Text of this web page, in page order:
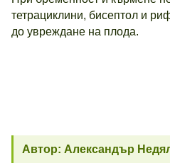
тетрациклини, бисептол и
до увреждане на плода.
Автор: Александър